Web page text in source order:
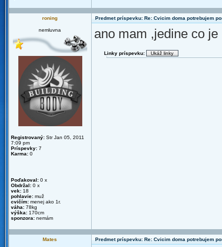
roning Predmet príspevku: Re: Cvicim doma potrebujem
nemluvna
Registrovaný: Str Jan 05, 2011
7:09 pm
Príspevky: 7
Karma: 0
Poďakoval: 0 x
Obdržal: 0 x
vek: 18
pohlavie: muž
cvičím: menej ako 1r.
váha: 78kg
výška: 170cm
sponzora: nemám
ano mam ,jedine co
Linky príspevku:
Mates Predmet príspevku: Re: Cvicim doma potrebujem